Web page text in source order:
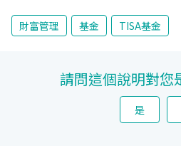
財富管理 基金 TISA基金
請問這個說明對您
是